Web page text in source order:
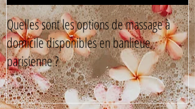
Quelles sont les options de massage à
domicile disponibles en banlieue
parisienne ?